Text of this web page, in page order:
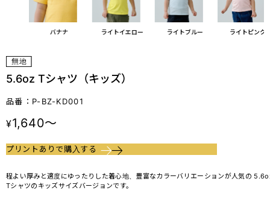
バナナ ライトイエロー ライトブルー ライトピンク
5.6oz Tシャツ（キッズ）
品番：P-BZ-KD001
¥1,640～
プリントありで購入する
程よい厚みと適度にゆったりした着心地、豊富なカラーバリエーションが人気の
Tシャツのキッズサイズバージョンです。